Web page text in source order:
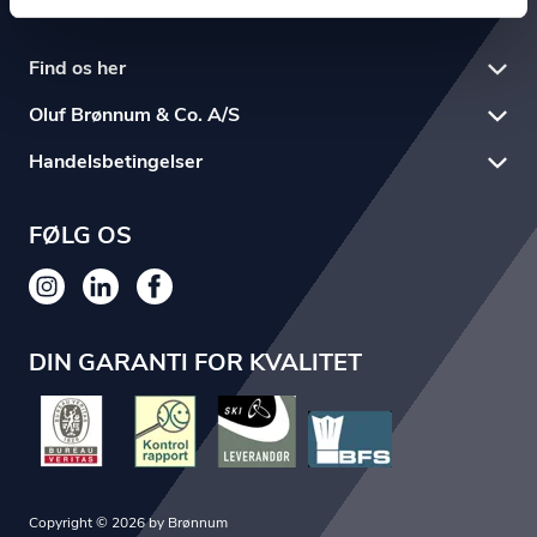
Find os her
Oluf Brønnum & Co. A/S
Handelsbetingelser
FØLG OS
DIN GARANTI FOR KVALITET
Copyright © 2026 by Brønnum